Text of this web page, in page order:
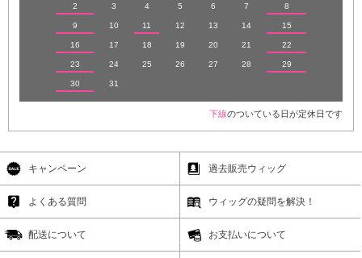
2 3 4 5 6 7 8
9 10 11 12 13 14 15
16 17 18 19 20 21 22
23 24 25 26 27 28 29
30 31
下線のついている日が定休日です
キャンペーン 過去販売ウィッグ
よくある質問 ウィッグの疑問を解決！
配送について お支払いについて